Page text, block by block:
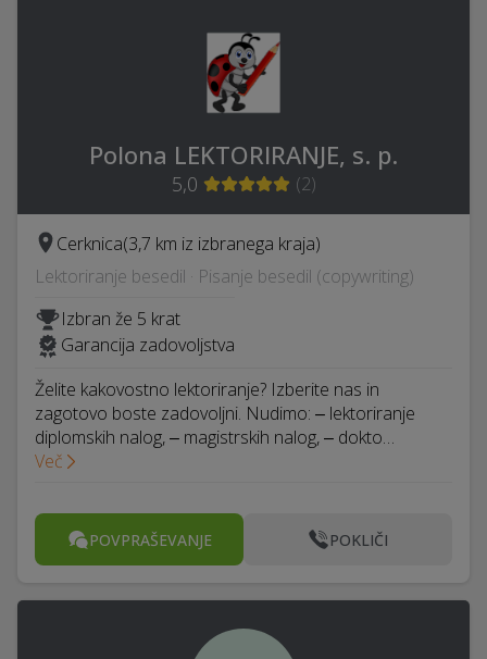
Polona LEKTORIRANJE, s. p.
5,0 (2)
Cerknica(3,7 km iz izbranega kraja)
Lektoriranje besedil · Pisanje besedil (copywriting)
Izbran že 5 krat
Garancija zadovoljstva
Želite kakovostno lektoriranje? Izberite nas in
zagotovo boste zadovoljni. Nudimo: ‒ lektoriranje
diplomskih nalog, ‒ magistrskih nalog, ‒ dokto…
Več
POVPRAŠEVANJE POKLIČI